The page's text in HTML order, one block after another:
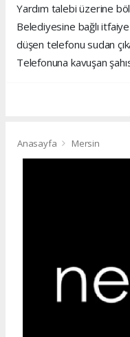
Yardım talebi üzerine
Belediyesine bağlı
düşen telefonu sudan
Telefonuna kavuşan
Anasayfa Mersin